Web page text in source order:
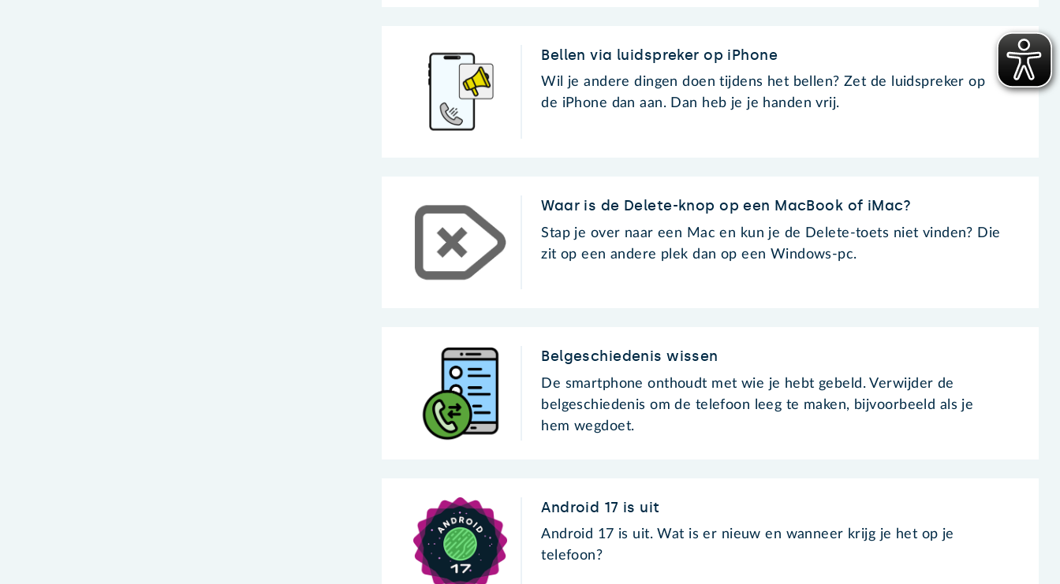
Bellen via luidspreker op iPhone
Wil je andere dingen doen tijdens het bellen? Zet de luidspreker op
de iPhone dan aan. Dan heb je je handen vrij.
Waar is de Delete-knop op een MacBook of iMac?
Stap je over naar een Mac en kun je de Delete-toets niet vinden? Die
zit op een andere plek dan op een Windows-pc.
Belgeschiedenis wissen
De smartphone onthoudt met wie je hebt gebeld. Verwijder de
belgeschiedenis om de telefoon leeg te maken, bijvoorbeeld als je
hem wegdoet.
Android 17 is uit
Android 17 is uit. Wat is er nieuw en wanneer krijg je het op je
telefoon?